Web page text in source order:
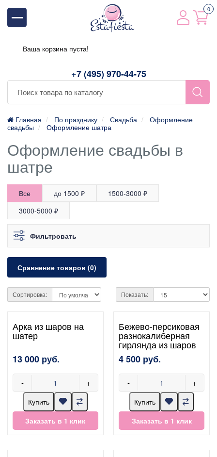
+7 (495) 970-44-75
0
Ваша корзина пуста!
Главная По празднику Свадьба
Оформление
свадьбы
Оформление шатра
Оформление свадьбы в
шатре
Все до 1500 ₽
1500-3000 ₽
3000-5000 ₽
Фильтровать
Сравнение товаров (0)
Сортировка: Показать:
Арка из шаров на
шатер
13 000 руб.
- +
Купить
Заказать в 1 клик
Бежево-персиковая
разнокалиберная
гирлянда из шаров
4 500 руб.
- +
Купить
Заказать в 1 клик